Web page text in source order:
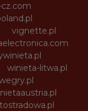
vignette.pl
winieta-litwa.pl